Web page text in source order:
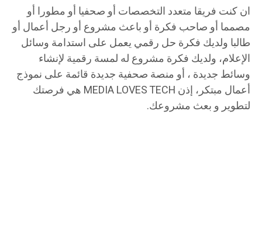
ان كنت فريقا متعدد التخصصات أو صحفيا أو مطورا أو
مصمما أو صاحب فكرة أو باعث مشروع أو رجل أعمال أو
طالبا ولديك فكرة حل رقمي يعمل على استدامة وسائل
الإعلام، ولديك فكرة مشروع له لمسة رقمية لإنشاء
وسائط جديدة ، أو منصة صحفية جديدة قائمة على نموذج
أعمال مبتكر، إذن MEDIA LOVES TECH هي فرصتك
لتطوير و بعث مشروعك.